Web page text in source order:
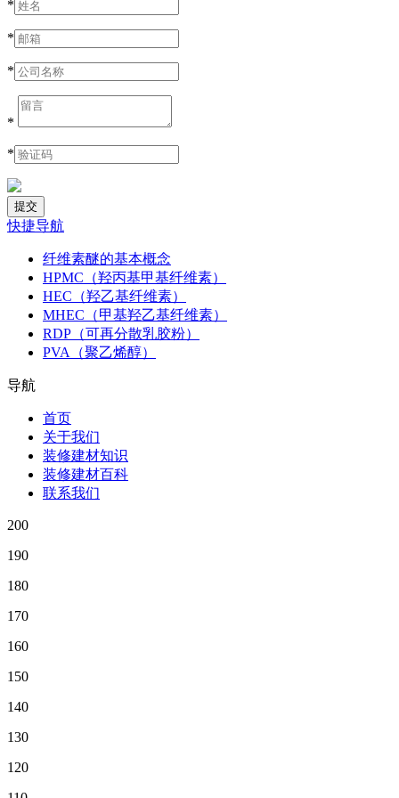
*
*
*
*
*
快捷导航
纤维素醚的基本概念
HPMC（羟丙基甲基纤维素）
HEC（羟乙基纤维素）
MHEC（甲基羟乙基纤维素）
RDP（可再分散乳胶粉）
PVA（聚乙烯醇）
导航
首页
关于我们
装修建材知识
装修建材百科
联系我们
200
190
180
170
160
150
140
130
120